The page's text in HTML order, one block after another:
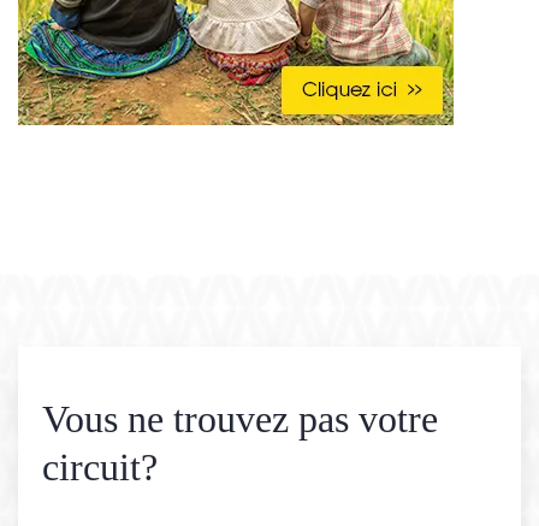
Vous ne trouvez pas votre
circuit?